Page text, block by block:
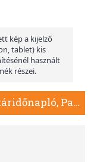
kép a kijelző
tablet) kis
használt
részei.
Bolero P, A5 napi beosztású határidőnapló, Padlizsán